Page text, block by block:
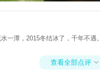
一潭，2015冬结冰了，千年不遇。
查看全部点评 